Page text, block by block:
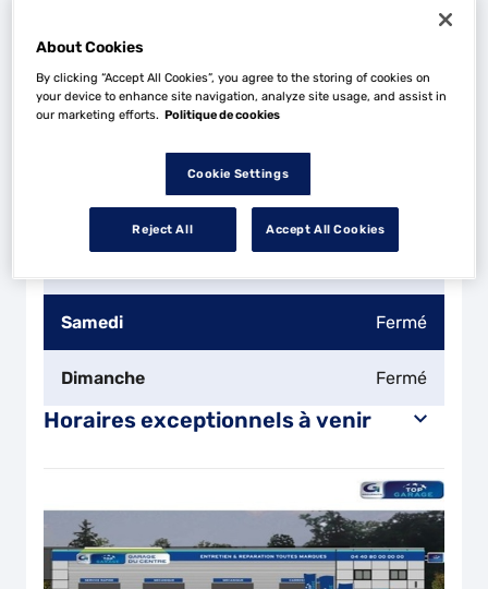
Lundi
Mardi 08:30 - 12:3014:00 - 18:30
08:30 - 12:30
Jeudi 08:30 - 12:3014:00 - 18:30
Samedi Fermé
Dimanche Fermé
Horaires exceptionnels à venir
About Cookies
By clicking “Accept All Cookies”, you agree to the storing of cookies on
your device to enhance site navigation, analyze site usage, and assist in
our marketing efforts. Politique de cookies
Cookie Settings
Reject All Accept All Cookies